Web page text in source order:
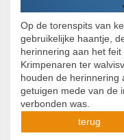
Op de torenspits van
gebruikelijke haantje,
herinnering aan het
Krimpenaren ter
houden de herinnering
getuigen mede van de
verbonden was.
terug